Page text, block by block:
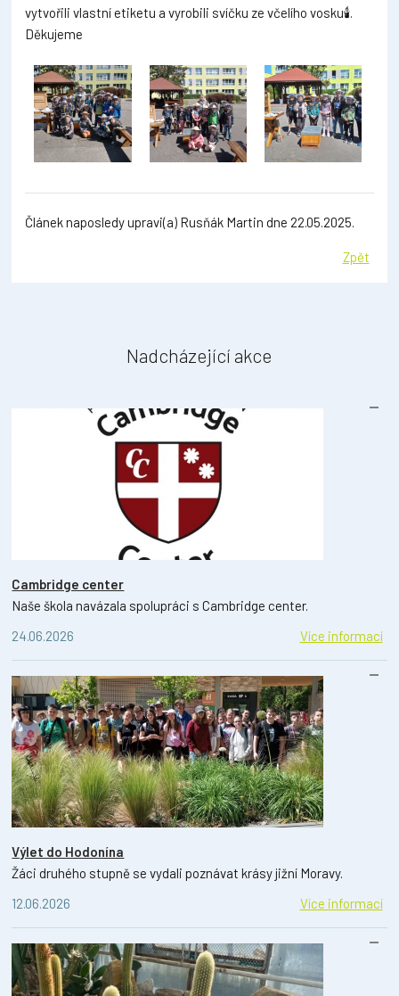
vytvořili vlastní etiketu a vyrobili svíčku ze včelího vosku🕯️.
Děkujeme
Článek naposledy upravi(a) Rusňák Martin dne 22.05.2025.
Zpět
Nadcházející akce
Cambridge center
Naše škola navázala spolupráci s Cambridge center.
24.06.2026
Více informací
Výlet do Hodonína
Žáci druhého stupně se vydali poznávat krásy jižní Moravy.
12.06.2026
Více informací